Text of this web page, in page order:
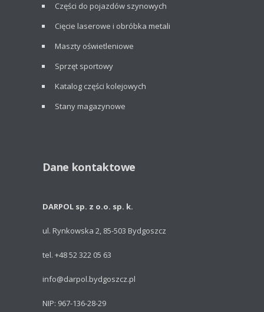
Części do pojazdów szynowych
Cięcie laserowe i obróbka metali
Maszty oświetleniowe
Sprzęt sportowy
Katalog części kolejowych
Stany magazynowe
Dane kontaktowe
DARPOL sp. z o.o. sp. k.
ul. Rynkowska 2, 85-503 Bydgoszcz
tel. +48 52 322 05 63
info@darpol.bydgoszcz.pl
NIP: 967-136-28-29